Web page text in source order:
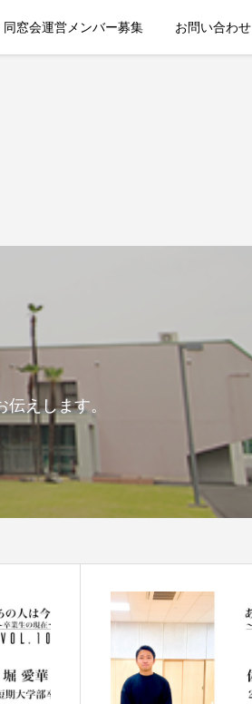
同窓会運営メンバー募集 お問い合わせ
えします。